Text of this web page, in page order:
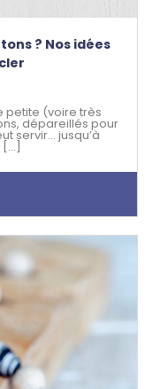
? Nos idées
petite (voire très
dépareillés pour
servir… jusqu’à